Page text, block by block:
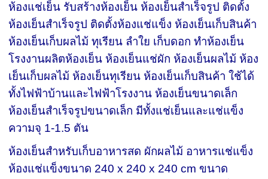
ห้องแช่เย็น รับสร้างห้องเย็น ห้องเย็นสำเร็จรูป ติดตั้ง
ห้องเย็นสำเร็จรูป ติดตั้งห้องแช่แข็ง ห้องเย็นเก็บสินค้า
ห้องเย็นเก็บผลไม้ ทุเรียน ลำใย เก็บดอก ทำห้องเย็น
โรงงานผลิตห้องเย็น ห้องเย็นแช่ผัก ห้องเย็นผลไม้ ห้อง
เย็นเก็บผลไม้ ห้องเย็นทุเรียน ห้องเย็นเก็บสินค้า ใช้ได้
ทั้งไฟฟ้าบ้านและไฟฟ้าโรงงาน ห้องเย็นขนาดเล็ก
ห้องเย็นสำเร็จรูปขนาดเล็ก มีทั้งแช่เย็นและแช่แข็ง
ความจุ 1-1.5 ตัน
ห้องเย็นสำหรับเก็บอาหารสด ผักผลไม้ อาหารแช่แข็ง
ห้องแช่แข็งขนาด 240 x 240 x 240 cm ขนาด